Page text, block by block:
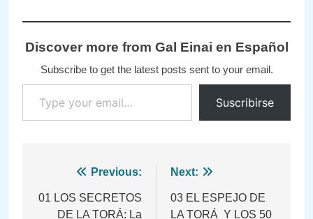
Discover more from Gal Einai en Español
Subscribe to get the latest posts sent to your email.
Type your email…
Suscribirse
Navegación
de
Previous:
01 LOS SECRETOS
DE LA TORÁ: La
Next:
03 EL ESPEJO DE
LA TORÁ Y LOS 50